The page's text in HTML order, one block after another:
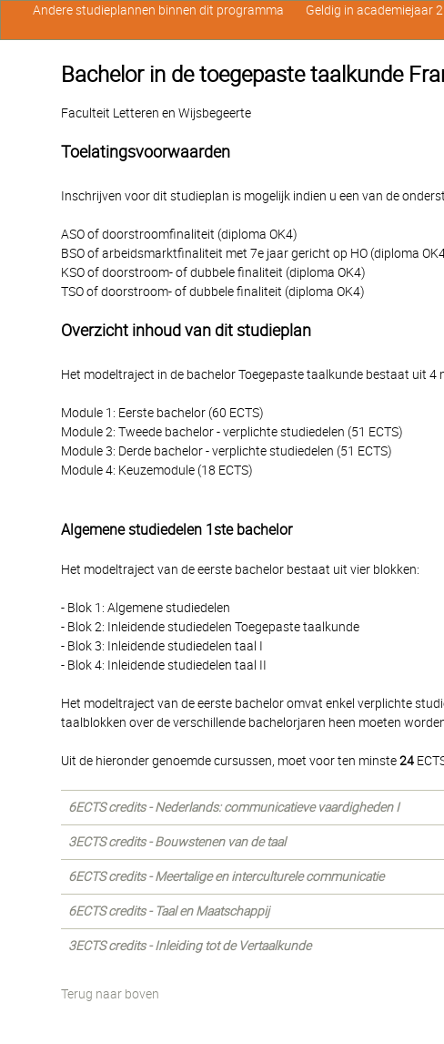
Bachelor in de toegepaste taalkunde
Faculteit Letteren en Wijsbegeerte
Toelatingsvoorwaarden
Inschrijven voor dit studieplan is mogelijk indien u een van de
ASO of doorstroomfinaliteit (diploma OK4)
BSO of arbeidsmarktfinaliteit met 7e jaar gericht op HO (diploma
KSO of doorstroom- of dubbele finaliteit (diploma OK4)
TSO of doorstroom- of dubbele finaliteit (diploma OK4)
Overzicht inhoud van dit studieplan
Het modeltraject in de bachelor Toegepaste taalkunde bestaat uit 4
Module 1: Eerste bachelor (60 ECTS)
Module 2: Tweede bachelor - verplichte studiedelen (51 ECTS)
Module 3: Derde bachelor - verplichte studiedelen (51 ECTS)
Module 4: Keuzemodule (18 ECTS)
Algemene studiedelen 1ste bachelor
Het modeltraject van de eerste bachelor bestaat uit vier blokken:
- Blok 1: Algemene studiedelen
- Blok 2: Inleidende studiedelen Toegepaste taalkunde
- Blok 3: Inleidende studiedelen taal I
- Blok 4: Inleidende studiedelen taal II
Het modeltraject van de eerste bachelor omvat enkel verplichte
taalblokken over de verschillende bachelorjaren heen moeten
Uit de hieronder genoemde cursussen, moet voor ten minste24
6ECTS credits - Nederlands: communicatieve vaardigheden I
3ECTS credits - Bouwstenen van de taal
6ECTS credits - Meertalige en interculturele communicatie
6ECTS credits - Taal en Maatschappij
3ECTS credits - Inleiding tot de Vertaalkunde
Terug naar boven
Andere studieplannen binnen dit programma Geldig in academiejaar